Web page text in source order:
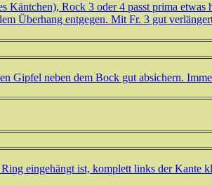
Rock 3 oder 4 passt prima
Überhang entgegen. Mit Fr. 3 gut
Gipfel neben dem Bock gut absichern.
eingehängt ist, komplett links der Kante